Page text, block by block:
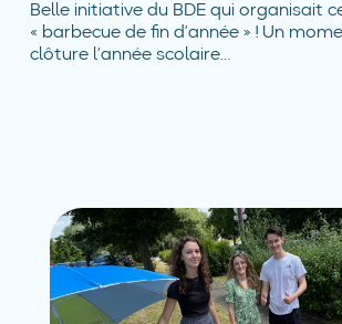
Belle initiative du BDE qui organisait
« barbecue de fin d’année » ! Un
clôture l’année scolaire…